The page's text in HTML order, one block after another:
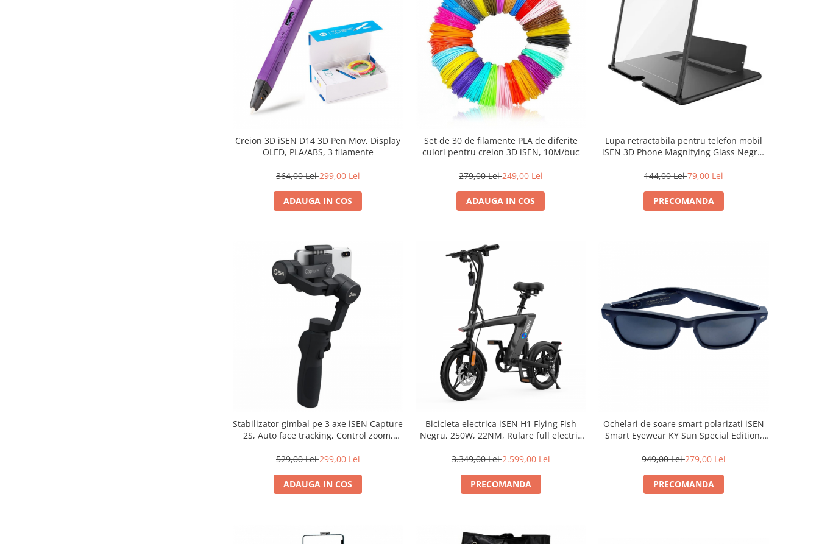
Creion 3D iSEN D14 3D Pen Mov, Display
OLED, PLA/ABS, 3 filamente
364,00 Lei299,00 Lei
ADAUGA IN COS
Set de 30 de filamente PLA de diferite
culori pentru creion 3D iSEN, 10M/buc
279,00 Lei249,00 Lei
ADAUGA IN COS
Lupa retractabila pentru telefon mobil
iSEN 3D Phone Magnifying Glass Negru,
Baza ajustabila
144,00 Lei79,00 Lei
PRECOMANDA
Stabilizator gimbal pe 3 axe iSEN Capture
2S, Auto face tracking, Control zoom,
529,00 Lei299,00 Lei
ADAUGA IN COS
Bicicleta electrica iSEN H1 Flying Fish
Negru, 250W, 22NM, Rulare full electric
detasabila 10Ah
3.349,00 Lei2.599,00 Lei
PRECOMANDA
Ochelari de soare smart polarizati iSEN
Smart Eyewear KY Sun Special Edition,
100mAh
949,00 Lei279,00 Lei
PRECOMANDA